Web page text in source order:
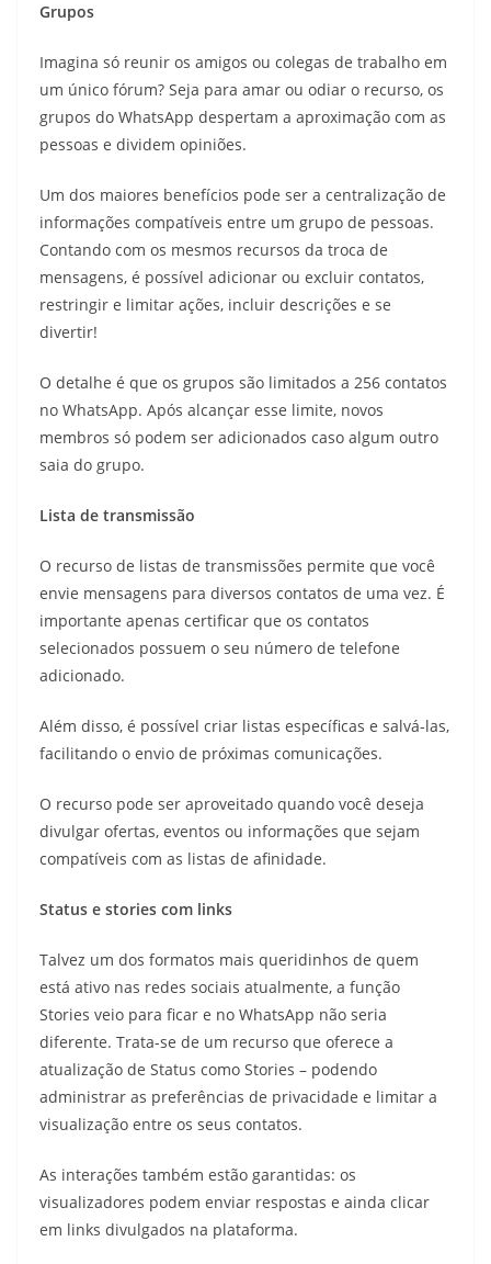
Grupos
Imagina só reunir os amigos ou colegas de trabalho em
um único fórum? Seja para amar ou odiar o recurso, os
grupos do WhatsApp despertam a aproximação com as
pessoas e dividem opiniões.
Um dos maiores benefícios pode ser a centralização de
informações compatíveis entre um grupo de pessoas.
Contando com os mesmos recursos da troca de
mensagens, é possível adicionar ou excluir contatos,
restringir e limitar ações, incluir descrições e se
divertir!
O detalhe é que os grupos são limitados a 256 contatos
no WhatsApp. Após alcançar esse limite, novos
membros só podem ser adicionados caso algum outro
saia do grupo.
Lista de transmissão
O recurso de listas de transmissões permite que você
envie mensagens para diversos contatos de uma vez. É
importante apenas certificar que os contatos
selecionados possuem o seu número de telefone
adicionado.
Além disso, é possível criar listas específicas e salvá-las,
facilitando o envio de próximas comunicações.
O recurso pode ser aproveitado quando você deseja
divulgar ofertas, eventos ou informações que sejam
compatíveis com as listas de afinidade.
Status e stories com links
Talvez um dos formatos mais queridinhos de quem
está ativo nas redes sociais atualmente, a função
Stories veio para ficar e no WhatsApp não seria
diferente. Trata-se de um recurso que oferece a
atualização de Status como Stories – podendo
administrar as preferências de privacidade e limitar a
visualização entre os seus contatos.
As interações também estão garantidas: os
visualizadores podem enviar respostas e ainda clicar
em links divulgados na plataforma.